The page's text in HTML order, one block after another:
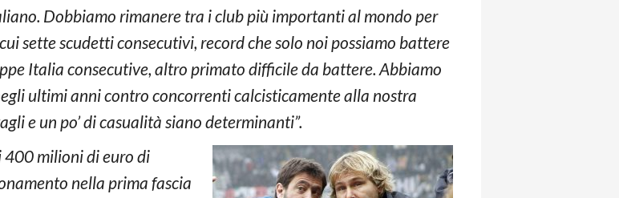
Dobbiamo rimanere tra i club più importanti al mondo per
sette scudetti consecutivi, record che solo noi possiamo battere
Italia consecutive, altro primato difficile da battere. Abbiamo
ultimi anni contro concorrenti calcisticamente alla nostra
e un po’ di casualità siano determinanti”.
400 milioni di euro di
nella prima fascia